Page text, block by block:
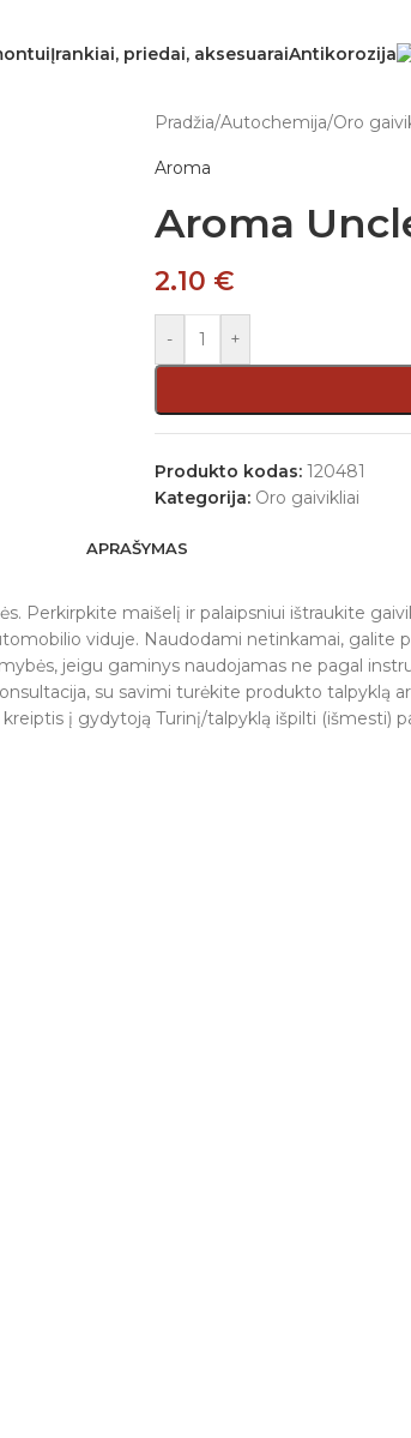
Įrankiai, priedai, aksesuaraiAntikorozija
Pradžia/Autochemija/Oro
Aroma
Aroma
2.10 €
- +
Produkto kodas: 120481
Kategorija: Oro gaivikliai
APRAŠYMAS
Perkirpkite maišelį ir palaipsniui ištraukite
viduje. Naudodami netinkamai, galite
jeigu gaminys naudojamas ne pagal
su savimi turėkite produkto talpyklą
į gydytoją Turinį/talpyklą išpilti (išmesti)